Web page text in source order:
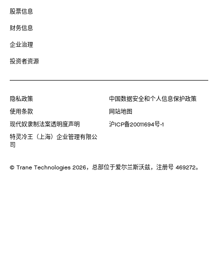
股票信息
财务信息
企业治理
投资者资源
隐私政策
中国数据安全和个人信息保护政策
使用条款
网站地图
现代奴隶制法案透明度声明
沪ICP备20011694号-1
特灵冷王（上海）企业管理有限公
司
© Trane Technologies 2026，总部位于爱尔兰斯沃兹，注册号 469272。